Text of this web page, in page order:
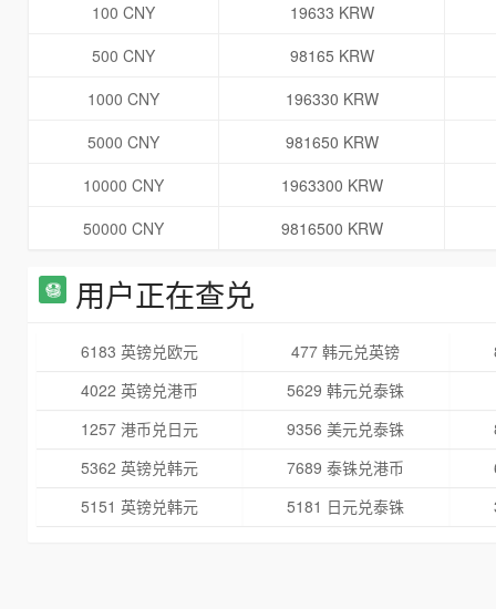
100 CNY
19633 KRW
500 CNY
98165 KRW
1000 CNY
196330 KRW
5000 CNY
981650 KRW
10000 CNY
1963300 KRW
50000 CNY
9816500 KRW
用户正在查兑
6183 英镑兑欧元 477 韩元兑英镑
4022 英镑兑港币
5629 韩元兑泰铢
1257 港币兑日元
9356 美元兑泰铢
5362 英镑兑韩元
7689 泰铢兑港币
5151 英镑兑韩元
5181 日元兑泰铢